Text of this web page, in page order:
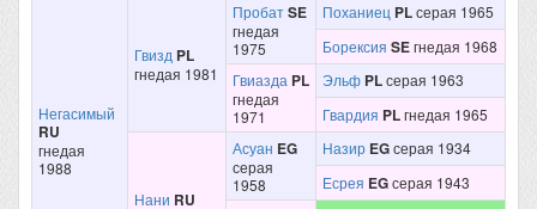
Негасимый
RU
гнедая
1988
Гвизд PL
гнедая 1981
ПробатSE
гнедая
1975
Поханиец PLсерая 1965
Борексия SEгнедая 1968
Гвиазда PL
гнедая
1971
Эльф PLсерая 1963
Гвардия PLгнедая 1965
Нани RU
Асуан EG
серая
1958
Назир EGсерая 1934
Есрея EGсерая 1943